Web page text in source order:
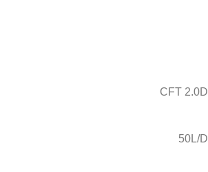
CFT 2.0D
50L/D